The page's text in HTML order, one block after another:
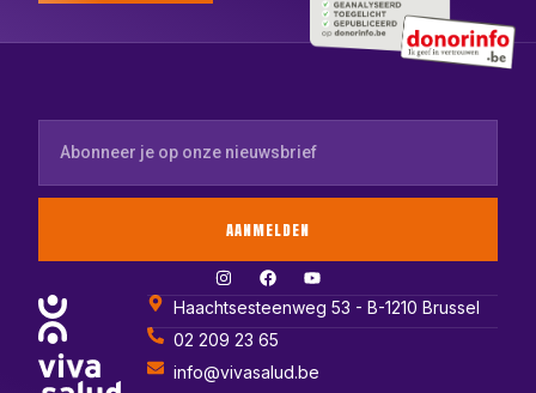
AANMELDEN
Haachtsesteenweg 53 - B-1210 Brussel
02 209 23 65
info@vivasalud.be